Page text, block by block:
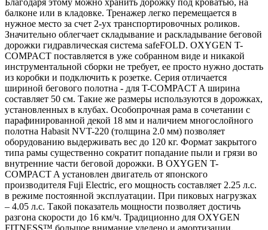
Благодаря этому можно хранить дорожку под кроватью, на
балконе или в кладовке. Тренажер легко перемещается в
нужное место за счет 2-ух транспортировочных роликов.
Значительно облегчает складывание и раскладывание беговой
дорожки гидравлическая система safeFOLD. OXYGEN T-
COMPACT поставляется в уже собранном виде и никакой
инструментальной сборки не требует, ее просто нужно достать
из коробки и подключить к розетке. Серия отличается
шириной бегового полотна - для T-COMPACT A ширина
составляет 50 см. Такие же размеры используются в дорожках,
установленных в клубах. Особопрочная рама в сочетании с
парафинированной декой 18 мм и наличием многослойного
полотна Habasit NVT-220 (толщина 2.0 мм) позволяет
оборудованию выдерживать вес до 120 кг. Формат закрытого
типа рамы существенно сократит попадание пыли и грязи во
внутренние части беговой дорожки. В OXYGEN T-
COMPACT A установлен двигатель от японского
производителя Fuji Electric, его мощность составляет 2.25 л.с.
в режиме постоянной эксплуатации. При пиковых нагрузках
– 4.05 л.с. Такой показатель мощности позволяет достичь
разгона скорости до 16 км/ч. Традиционно для OXYGEN